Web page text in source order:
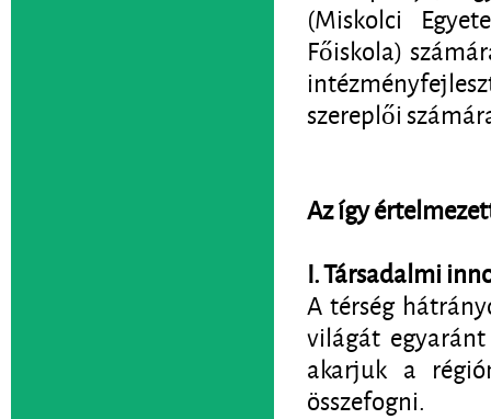
(Miskolci
Főiskola)
szereplői
Az így
I. Társadalmi
A térség
világát
akarjuk a
összefogni.